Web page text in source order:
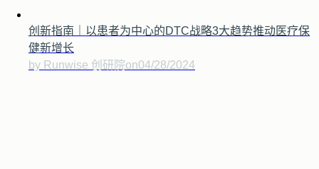
创新指南｜以患者为中心的DTC战略3大趋势推动医疗保
健新增长
by Runwise 创研院on04/28/2024